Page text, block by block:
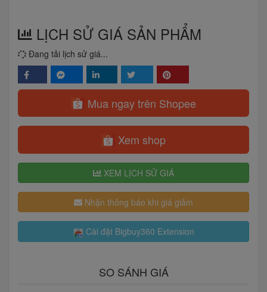
LỊCH SỬ GIÁ SẢN PHẨM
Đang tải lịch sử giá...
Mua ngay trên Shopee
Xem shop
XEM LỊCH SỬ GIÁ
Nhận thông báo khi giá giảm
Cài đặt Bigbuy360 Extension
SO SÁNH GIÁ